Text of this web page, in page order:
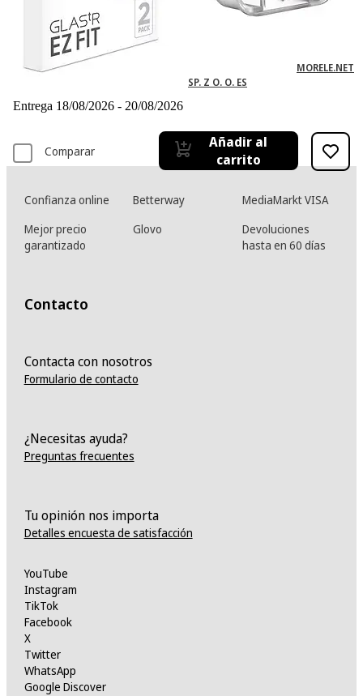
28,77€
MORELE.NET
SP. Z O. O. ES
Entrega 18/08/2026 - 20/08/2026
Comparar
Añadir al
carrito
Confianza online Betterway
MediaMarkt VISA
Mejor precio
garantizado
Glovo
Devoluciones
hasta en 60 días
Contacto
Contacta con nosotros
Formulario de contacto
¿Necesitas ayuda?
Preguntas frecuentes
Tu opinión nos importa
Detalles encuesta de satisfacción
YouTube
Instagram
TikTok
Facebook
X
Twitter
WhatsApp
Google Discover